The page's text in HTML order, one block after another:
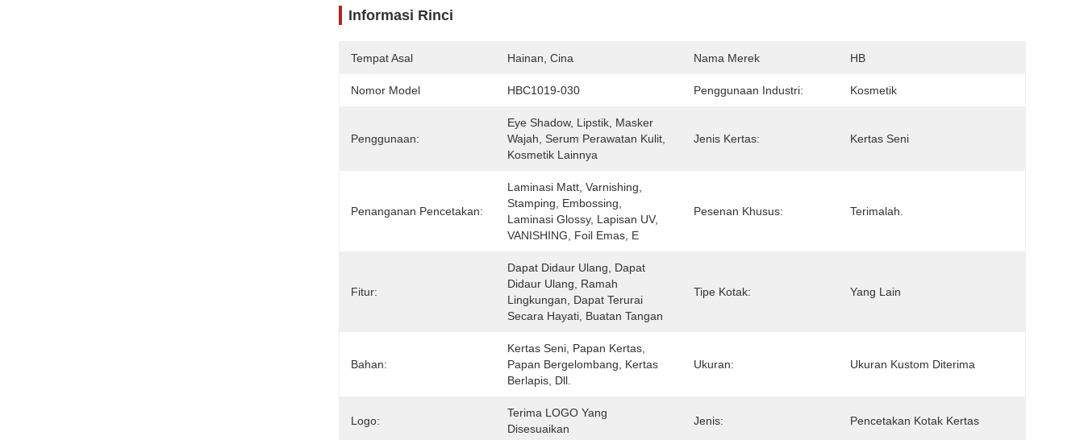
Informasi Rinci
Tempat Asal Hainan, Cina Nama Merek HB
Nomor Model HBC1019-030 Penggunaan Industri: Kosmetik
Penggunaan:
Eye Shadow, Lipstik, Masker
Wajah, Serum Perawatan Kulit,
Kosmetik Lainnya
Jenis Kertas: Kertas Seni
Penanganan Pencetakan:
Laminasi Matt, Varnishing,
Stamping, Embossing,
Laminasi Glossy, Lapisan UV,
VANISHING, Foil Emas, E
Pesenan Khusus: Terimalah.
Fitur:
Dapat Didaur Ulang, Dapat
Didaur Ulang, Ramah
Lingkungan, Dapat Terurai
Secara Hayati, Buatan Tangan
Tipe Kotak: Yang Lain
Bahan:
Kertas Seni, Papan Kertas,
Papan Bergelombang, Kertas
Berlapis, Dll.
Ukuran: Ukuran Kustom Diterima
Logo:
Terima LOGO Yang
Disesuaikan
Jenis: Pencetakan Kotak Kertas